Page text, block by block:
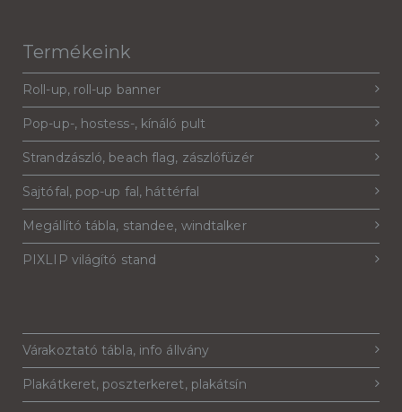
Termékeink
Roll-up, roll-up banner
Pop-up-, hostess-, kínáló pult
Strandzászló, beach flag, zászlófüzér
Sajtófal, pop-up fal, háttérfal
Megállító tábla, standee, windtalker
PIXLIP világító stand
Várakoztató tábla, info állvány
Plakátkeret, poszterkeret, plakátsín